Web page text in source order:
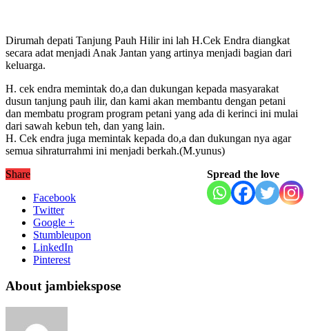
Dirumah depati Tanjung Pauh Hilir ini lah H.Cek Endra diangkat
secara adat menjadi Anak Jantan yang artinya menjadi bagian dari
keluarga.
H. cek endra memintak do,a dan dukungan kepada masyarakat
dusun tanjung pauh ilir, dan kami akan membantu dengan petani
dan membatu program program petani yang ada di kerinci ini mulai
dari sawah kebun teh, dan yang lain.
H. Cek endra juga memintak kepada do,a dan dukungan nya agar
semua sihraturrahmi ini menjadi berkah.(M.yunus)
Spread the love
Share
Facebook
Twitter
Google +
Stumbleupon
LinkedIn
Pinterest
About jambiekspose